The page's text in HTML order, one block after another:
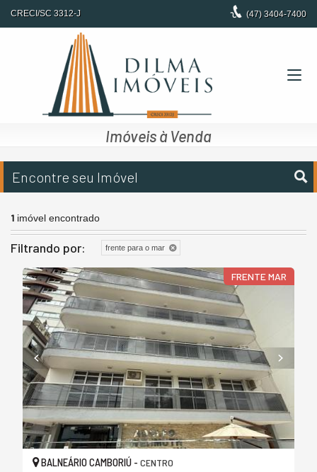
CRECI/SC 3312-J (47) 3404-7400
Imóveis à Venda
Encontre seu Imóvel
1 imóvel encontrado
Filtrando por: frente para o mar
FRENTE MAR
BALNEÁRIO CAMBORIÚ - CENTRO